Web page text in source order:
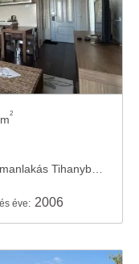
2
éve: 2006